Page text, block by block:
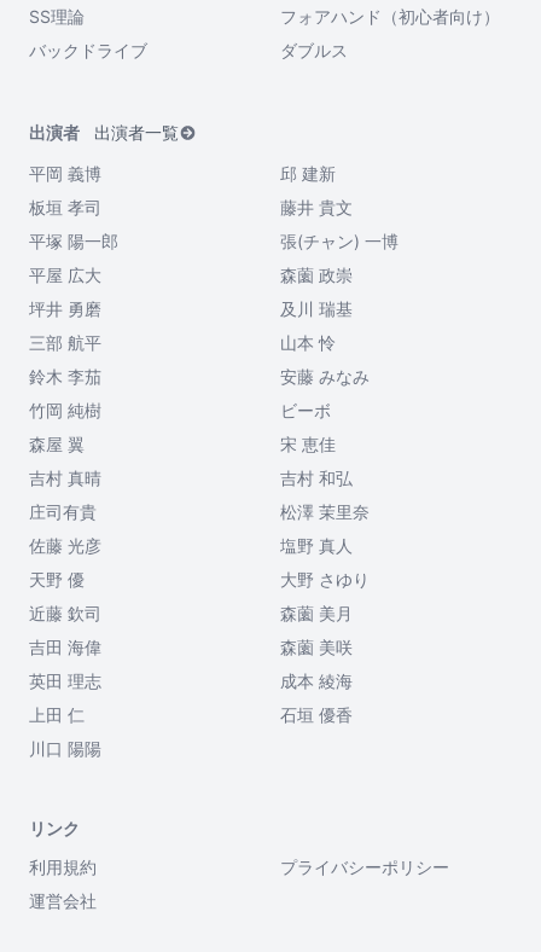
SS理論
フォアハンド（初心者向け）
バックドライブ
ダブルス
出演者
出演者一覧
平岡 義博
邱 建新
板垣 孝司
藤井 貴文
平塚 陽一郎
張(チャン) 一博
平屋 広大
森薗 政崇
坪井 勇磨
及川 瑞基
三部 航平
山本 怜
鈴木 李茄
安藤 みなみ
竹岡 純樹
ビーボ
森屋 翼
宋 恵佳
吉村 真晴
吉村 和弘
庄司有貴
松澤 茉里奈
佐藤 光彦
塩野 真人
天野 優
大野 さゆり
近藤 欽司
森薗 美月
吉田 海偉
森薗 美咲
英田 理志
成本 綾海
上田 仁
石垣 優香
川口 陽陽
リンク
利用規約
プライバシーポリシー
運営会社